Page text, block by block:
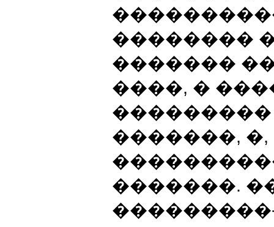
��������
�������
����, �
�������,
�������.